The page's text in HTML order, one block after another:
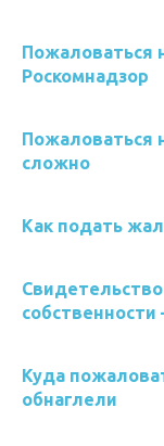
Пожаловаться
Роскомнадзор
Пожаловаться
сложно
Как подать
Куда
обнаглели